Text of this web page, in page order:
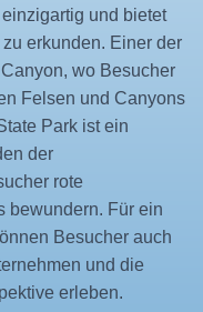
und bietet
erkunden. Einer der
wo Besucher
Felsen und Canyons
Park ist ein
der
rote
bewundern. Für ein
Besucher auch
und die
erleben.